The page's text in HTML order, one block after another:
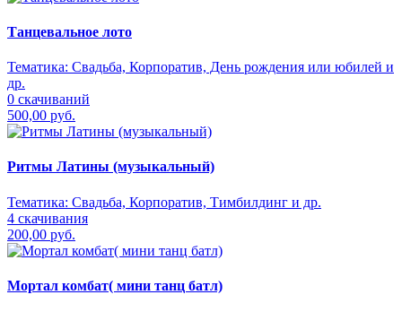
Танцевальное лото
Тематика: Свадьба, Корпоратив, День рождения или юбилей и
др.
0 скачиваний
500,00 руб.
Ритмы Латины (музыкальный)
Тематика: Свадьба, Корпоратив, Тимбилдинг и др.
4 скачивания
200,00 руб.
Мортал комбат( мини танц батл)